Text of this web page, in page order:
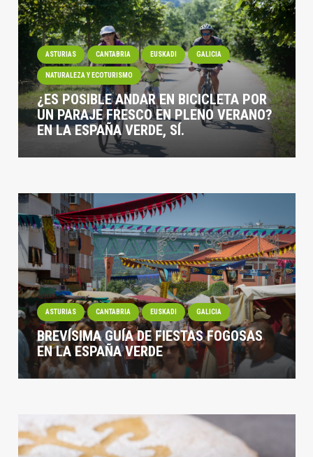
ASTURIAS CANTABRIA EUSKADI GALICIA
NATURALEZA Y ECOTURISMO
¿ES POSIBLE ANDAR EN BICICLETA POR
UN PARAJE FRESCO EN PLENO VERANO?
EN LA ESPAÑA VERDE, SÍ.
ASTURIAS CANTABRIA EUSKADI GALICIA
BREVÍSIMA GUÍA DE FIESTAS FOGOSAS
EN LA ESPAÑA VERDE